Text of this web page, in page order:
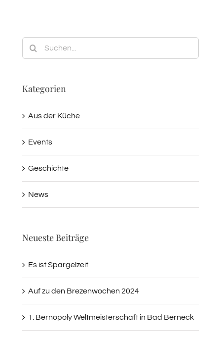
Suche
nach:
Kategorien
Aus der Küche
Events
Geschichte
News
Neueste Beiträge
Es ist Spargelzeit
Auf zu den Brezenwochen 2024
1. Bernopoly Weltmeisterschaft in Bad Berneck